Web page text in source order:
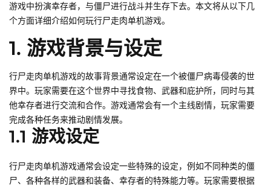
游戏中扮演幸存者，与僵尸进行战斗并生存下去。本文将从以下几
个方面详细介绍如何玩行尸走肉单机游戏。
1. 游戏背景与设定
行尸走肉单机游戏的故事背景通常设定在一个被僵尸病毒侵袭的世
界中。玩家需要在这个世界中寻找食物、武器和庇护所，同时与其
他幸存者进行交流和合作。游戏通常会有一个主线剧情，玩家需要
完成各种任务来推动剧情发展。
1.1 游戏设定
行尸走肉单机游戏通常会设定一些特殊的设定，例如不同种类的僵
尸、各种各样的武器和装备、幸存者的特殊能力等。玩家需要根据